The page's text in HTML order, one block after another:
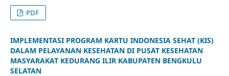
PDF
IMPLEMENTASI PROGRAM KARTU INDONESIA SEHAT (KIS)
DALAM PELAYANAN KESEHATAN DI PUSAT KESEHATAN
MASYARAKAT KEDURANG ILIR KABUPATEN BENGKULU
SELATAN